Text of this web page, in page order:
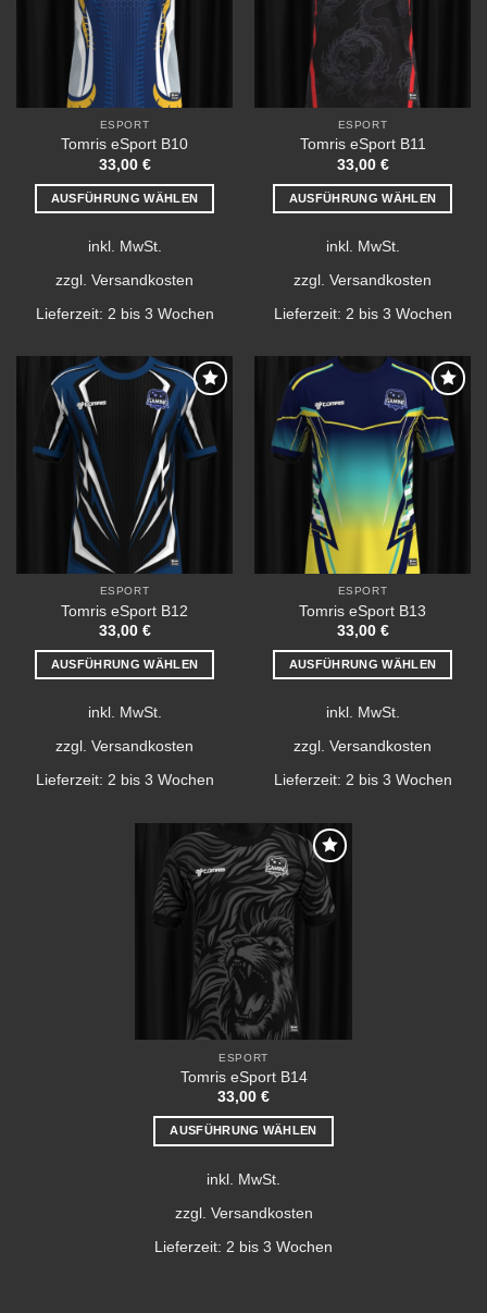
ESPORT
Tomris eSport B10
33,00 €
AUSFÜHRUNG WÄHLEN
Produkt
Varianten
Die
Optionen
können
Produktseite
gewählt
werden
inkl. MwSt.
zzgl. Versandkosten
Lieferzeit: 2 bis 3 Wochen
ESPORT
Tomris eSport B11
33,00 €
AUSFÜHRUNG WÄHLEN
Produkt
Varianten
Die
Optionen
können
auf
der
Produktseite
gewählt
werden
inkl. MwSt.
zzgl. Versandkosten
Lieferzeit: 2 bis 3 Wochen
Add to
wishlist
ESPORT
Tomris eSport B12
33,00 €
AUSFÜHRUNG WÄHLEN
Produkt
Varianten
Die
Optionen
können
Produktseite
inkl. MwSt.
zzgl. Versandkosten
Lieferzeit: 2 bis 3 Wochen
Add to
wishlist
ESPORT
Tomris eSport B13
33,00 €
AUSFÜHRUNG WÄHLEN
Produkt
Varianten
inkl. MwSt.
zzgl. Versandkosten
Lieferzeit: 2 bis 3 Wochen
Add to
wishlist
ESPORT
Tomris eSport B14
33,00 €
AUSFÜHRUNG WÄHLEN
Produkt
Varianten
inkl. MwSt.
zzgl. Versandkosten
Lieferzeit: 2 bis 3 Wochen